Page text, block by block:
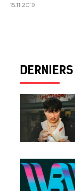
15.11.2019
DERNIERS